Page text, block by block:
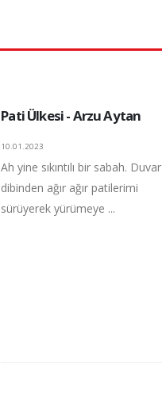
Pati Ülkesi - Arzu Aytan
10.01.2023
Ah yine sıkıntılı bir sabah. Duvar
dibinden ağır ağır patilerimi
sürüyerek yürümeye ...